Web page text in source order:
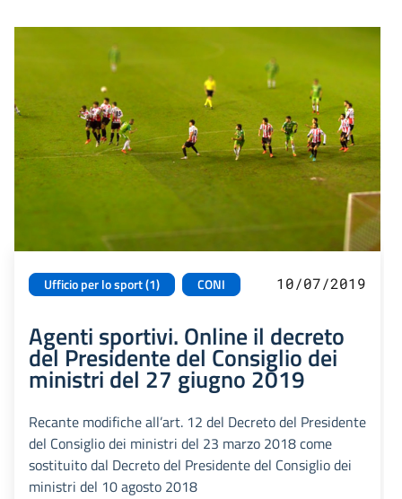
Ufficio per lo sport (1) CONI 10/07/2019
Agenti sportivi. Online il decreto
del Presidente del Consiglio dei
ministri del 27 giugno 2019
Recante modifiche all’art. 12 del Decreto del Presidente
del Consiglio dei ministri del 23 marzo 2018 come
sostituito dal Decreto del Presidente del Consiglio dei
ministri del 10 agosto 2018